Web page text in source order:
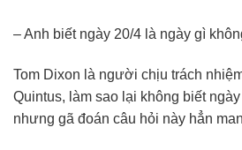
– Anh biết ngày 20/4 là ngày gì
Tom Dixon là người chịu trách
Quintus, làm sao lại không biết
nhưng gã đoán câu hỏi này hẳn